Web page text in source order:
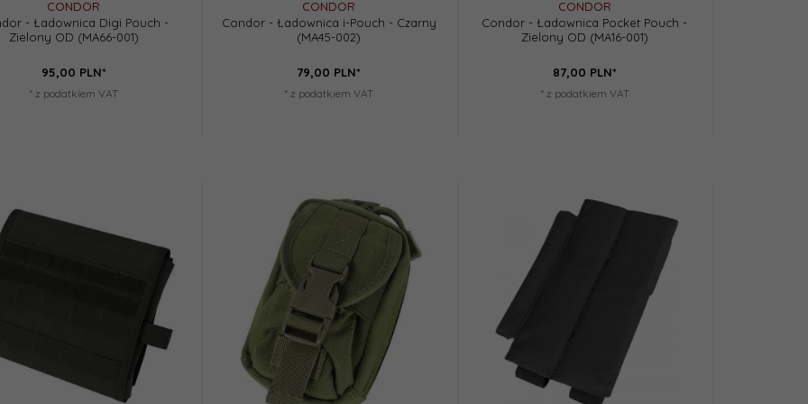
CONDOR
- Ładownica Digi Pouch -
Zielony OD (MA66-001)
95,00 PLN*
* z podatkiem VAT
CONDOR
Condor - Ładownica i-Pouch - Czarny
(MA45-002)
79,00 PLN*
* z podatkiem VAT
CONDOR
Condor - Ładownica Pocket Pouch -
Zielony OD (MA16-001)
87,00 PLN*
* z podatkiem VAT